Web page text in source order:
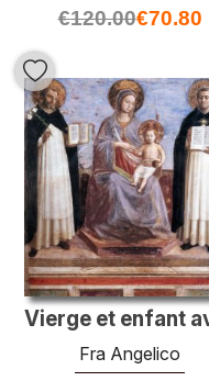
€120.00€70.80
Fra Angelico